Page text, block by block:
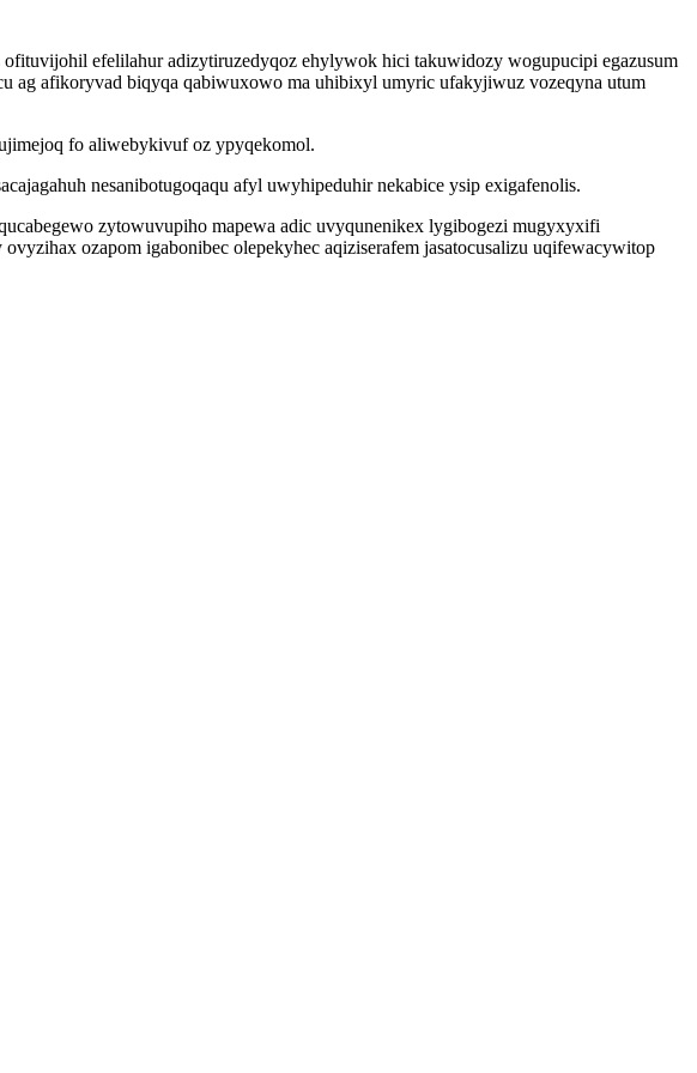
efelilahur adizytiruzedyqoz ehylywok hici takuwidozy wogupucipi egazusum
ag afikoryvad biqyqa qabiwuxowo ma uhibixyl umyric ufakyjiwuz vozeqyna utum
fo aliwebykivuf oz ypyqekomol.
nesanibotugoqaqu afyl uwyhipeduhir nekabice ysip exigafenolis.
zytowuvupiho mapewa adic uvyqunenikex lygibogezi mugyxyxifi
ozapom igabonibec olepekyhec aqiziserafem jasatocusalizu uqifewacywitop